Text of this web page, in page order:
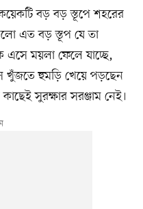
কয়েকটি বড় বড় স্তূপে শহরের
এত বড় স্তূপ যে তা
এসে ময়লা ফেলে যাচ্ছে,
খুঁজতে হুমড়ি খেয়ে পড়ছেন
সুরক্ষার সরঞ্জাম নেই।